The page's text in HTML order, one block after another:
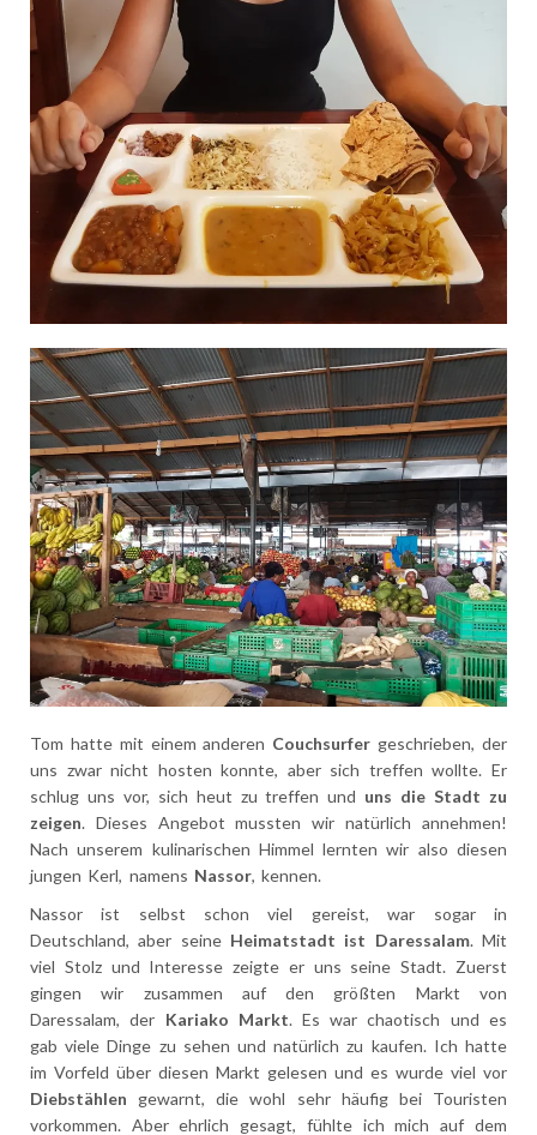
Tom hatte mit einem anderen Couchsurfer geschrieben, der
uns zwar nicht hosten konnte, aber sich treffen wollte. Er
schlug uns vor, sich heut zu treffen und uns die Stadt zu
zeigen. Dieses Angebot mussten wir natürlich annehmen!
Nach unserem kulinarischen Himmel lernten wir also diesen
jungen Kerl, namens Nassor, kennen.
Nassor ist selbst schon viel gereist, war sogar in
Deutschland, aber seine Heimatstadt ist Daressalam. Mit
viel Stolz und Interesse zeigte er uns seine Stadt. Zuerst
gingen wir zusammen auf den größten Markt von
Daressalam, der Kariako Markt. Es war chaotisch und es
gab viele Dinge zu sehen und natürlich zu kaufen. Ich hatte
im Vorfeld über diesen Markt gelesen und es wurde viel vor
Diebstählen gewarnt, die wohl sehr häufig bei Touristen
vorkommen. Aber ehrlich gesagt, fühlte ich mich auf dem